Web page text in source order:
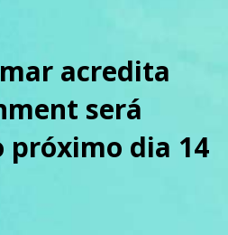
acredita
será
próximo dia 14